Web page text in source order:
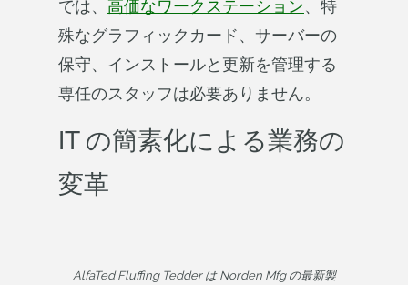
では、 高価なワークステーション、特
殊なグラフィックカード、サーバーの
保守、インストールと更新を管理する
専任のスタッフは必要ありません。
IT の簡素化による業務の
変革
AlfaTed Fluffing Tedder は Norden Mfg の最新製